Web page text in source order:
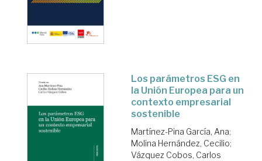
Los parámetros ESG en
la Unión Europea para un
contexto empresarial
sostenible
Martínez-Pina García, Ana;
Molina Hernández, Cecilio;
Vázquez Cobos, Carlos